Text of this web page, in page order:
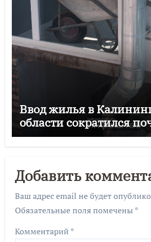
Ввод жилья в
области сократился
Добавить
Ваш адрес email не будет
Обязательные поля помечены *
Комментарий *